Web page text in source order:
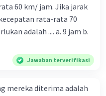
60 km/ jam. Jika jarak
rata-rata 70
.... a. 9 jam b.
Jawaban terverifikasi
mereka diterima adalah